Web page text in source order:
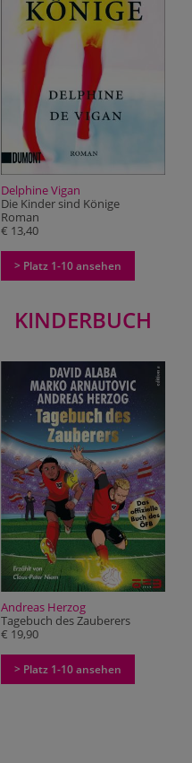
Delphine Vigan
Die Kinder sind Könige
Roman
€ 13,40
> Platz 1-10 ansehen
KINDERBUCH
Andreas Herzog
Tagebuch des Zauberers
€ 19,90
> Platz 1-10 ansehen